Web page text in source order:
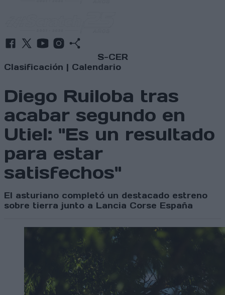
S-CER
Clasificación | Calendario
Diego Ruiloba tras
acabar segundo en
Utiel: "Es un resultado
para estar
satisfechos"
El asturiano completó un destacado estreno
sobre tierra junto a Lancia Corse España